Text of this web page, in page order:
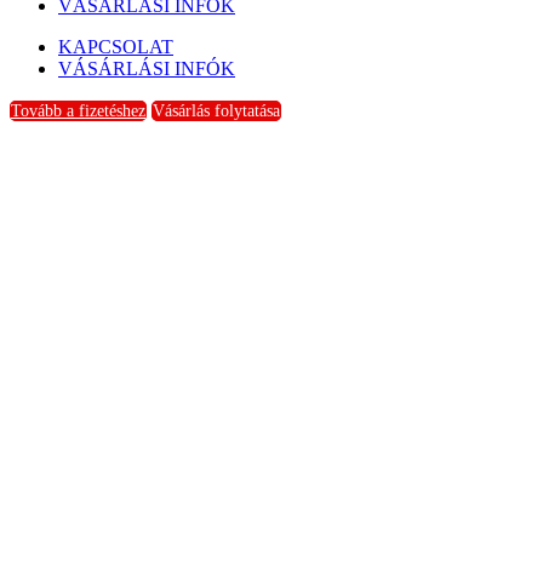
VÁSÁRLÁSI INFÓK
KAPCSOLAT
VÁSÁRLÁSI INFÓK
Tovább a fizetéshez Vásárlás folytatása